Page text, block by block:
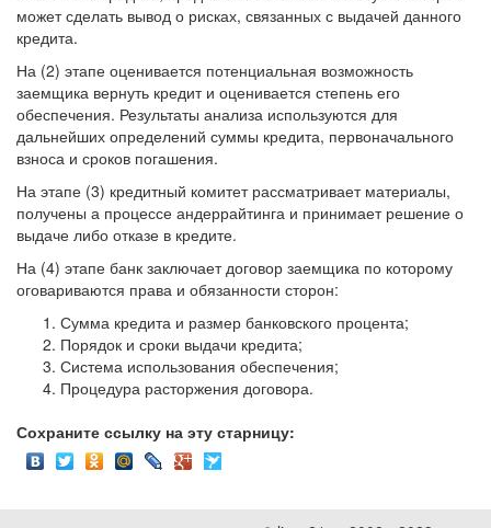
может сделать вывод о рисках, связанных с выдачей данного
кредита.
На (2) этапе оценивается потенциальная возможность
заемщика вернуть кредит и оценивается степень его
обеспечения. Результаты анализа используются для
дальнейших определений суммы кредита, первоначального
взноса и сроков погашения.
На этапе (3) кредитный комитет рассматривает материалы,
получены а процессе андеррайтинга и принимает решение о
выдаче либо отказе в кредите.
На (4) этапе банк заключает договор заемщика по которому
оговариваются права и обязанности сторон:
Сумма кредита и размер банковского процента;
Порядок и сроки выдачи кредита;
Система использования обеспечения;
Процедура расторжения договора.
Сохраните ссылку на эту старницу: